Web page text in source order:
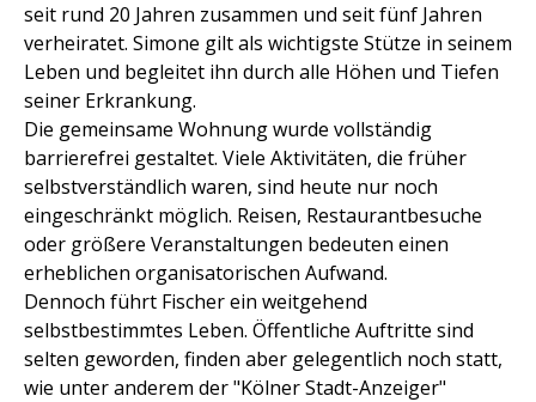
seit rund 20 Jahren zusammen und seit fünf Jahren
verheiratet. Simone gilt als wichtigste Stütze in seinem
Leben und begleitet ihn durch alle Höhen und Tiefen
seiner Erkrankung.
Die gemeinsame Wohnung wurde vollständig
barrierefrei gestaltet. Viele Aktivitäten, die früher
selbstverständlich waren, sind heute nur noch
eingeschränkt möglich. Reisen, Restaurantbesuche
oder größere Veranstaltungen bedeuten einen
erheblichen organisatorischen Aufwand.
Dennoch führt Fischer ein weitgehend
selbstbestimmtes Leben. Öffentliche Auftritte sind
selten geworden, finden aber gelegentlich noch statt,
wie unter anderem der "Kölner Stadt-Anzeiger"